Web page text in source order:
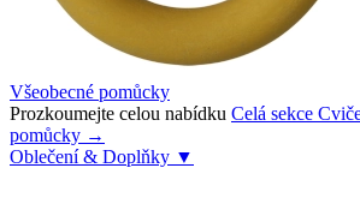
Všeobecné pomůcky
Prozkoumejte celou nabídku Celá sekce
pomůcky →
Oblečení & Doplňky ▼